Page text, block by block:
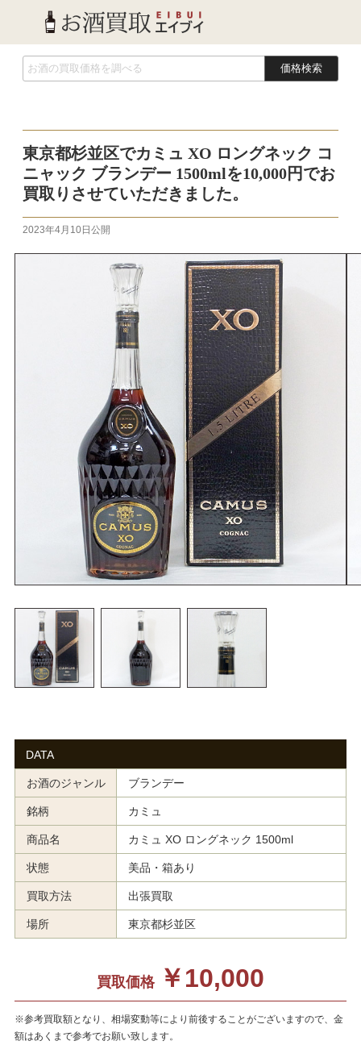
価格検索
東京都杉並区でカミュ XO ロングネック コ
ニャック ブランデー 1500mlを10,000円でお
買取りさせていただきました。
2023年4月10日 公開
DATA
お酒のジャンル ブランデー
銘柄 カミュ
商品名 カミュ XO ロングネック 1500ml
状態 美品・箱あり
買取方法 出張買取
場所 東京都杉並区
買取価格 ￥10,000
※参考買取額となり、相場変動等により前後することがございますので、金
額はあくまで参考でお願い致します。